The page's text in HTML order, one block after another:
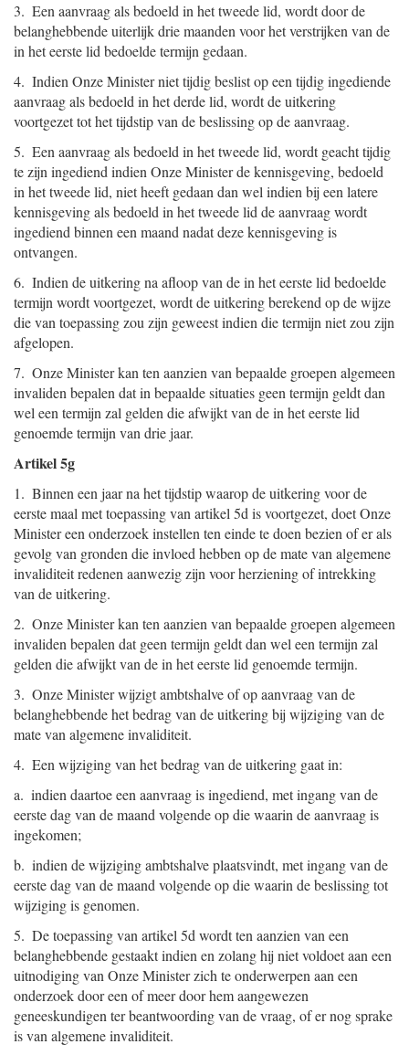
3. Een aanvraag als bedoeld in het tweede lid, wordt door de
belanghebbende uiterlijk drie maanden voor het verstrijken van de
in het eerste lid bedoelde termijn gedaan.
4. Indien Onze Minister niet tijdig beslist op een tijdig ingediende
aanvraag als bedoeld in het derde lid, wordt de uitkering
voortgezet tot het tijdstip van de beslissing op de aanvraag.
5. Een aanvraag als bedoeld in het tweede lid, wordt geacht tijdig
te zijn ingediend indien Onze Minister de kennisgeving, bedoeld
in het tweede lid, niet heeft gedaan dan wel indien bij een latere
kennisgeving als bedoeld in het tweede lid de aanvraag wordt
ingediend binnen een maand nadat deze kennisgeving is
ontvangen.
6. Indien de uitkering na afloop van de in het eerste lid bedoelde
termijn wordt voortgezet, wordt de uitkering berekend op de wijze
die van toepassing zou zijn geweest indien die termijn niet zou zijn
afgelopen.
7. Onze Minister kan ten aanzien van bepaalde groepen algemeen
invaliden bepalen dat in bepaalde situaties geen termijn geldt dan
wel een termijn zal gelden die afwijkt van de in het eerste lid
genoemde termijn van drie jaar.
Artikel 5g
1. Binnen een jaar na het tijdstip waarop de uitkering voor de
eerste maal met toepassing van artikel 5d is voortgezet, doet Onze
Minister een onderzoek instellen ten einde te doen bezien of er als
gevolg van gronden die invloed hebben op de mate van algemene
invaliditeit redenen aanwezig zijn voor herziening of intrekking
van de uitkering.
2. Onze Minister kan ten aanzien van bepaalde groepen algemeen
invaliden bepalen dat geen termijn geldt dan wel een termijn zal
gelden die afwijkt van de in het eerste lid genoemde termijn.
3. Onze Minister wijzigt ambtshalve of op aanvraag van de
belanghebbende het bedrag van de uitkering bij wijziging van de
mate van algemene invaliditeit.
4. Een wijziging van het bedrag van de uitkering gaat in:
a. indien daartoe een aanvraag is ingediend, met ingang van de
eerste dag van de maand volgende op die waarin de aanvraag is
ingekomen;
b. indien de wijziging ambtshalve plaatsvindt, met ingang van de
eerste dag van de maand volgende op die waarin de beslissing tot
wijziging is genomen.
5. De toepassing van artikel 5d wordt ten aanzien van een
belanghebbende gestaakt indien en zolang hij niet voldoet aan een
uitnodiging van Onze Minister zich te onderwerpen aan een
onderzoek door een of meer door hem aangewezen
geneeskundigen ter beantwoording van de vraag, of er nog sprake
is van algemene invaliditeit.